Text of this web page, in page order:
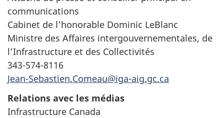
communications
Cabinet de l’honorable Dominic LeBlanc
Ministre des Affaires intergouvernementales, de
l’Infrastructure et des Collectivités
343-574-8116
Jean-Sebastien.Comeau@iga-aig.gc.ca
Relations avec les médias
Infrastructure Canada